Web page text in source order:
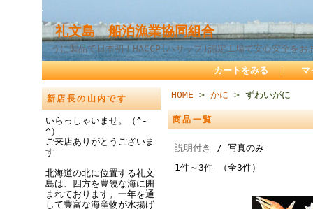
礼文島 船泊漁業協同組合
うに製品で日本初！HACCP(ハサップ)認定工場で安心安全をお
カートをみる ｜ マ
新店長の山内です
いらっしゃいませ。（^-
^）
ご来店ありがとうございま
す
北海道の北に位置する礼文
島は、四方を豊饒な海に囲
まれております。一年を通
して豊富な海産物が水揚げ
HOME > かに > ずわいがに
商品一覧
説明付き
/ 写真のみ
1件～3件 （全3件）